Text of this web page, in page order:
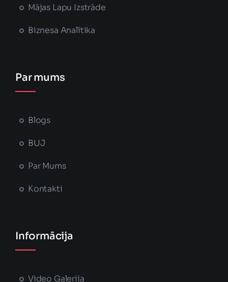
Mājas Lapu Izstrāde
Biznesa Analītika
Par mums
Blogs
BUJ
Par Mums
Kontakti
Informācija
Video Galerija